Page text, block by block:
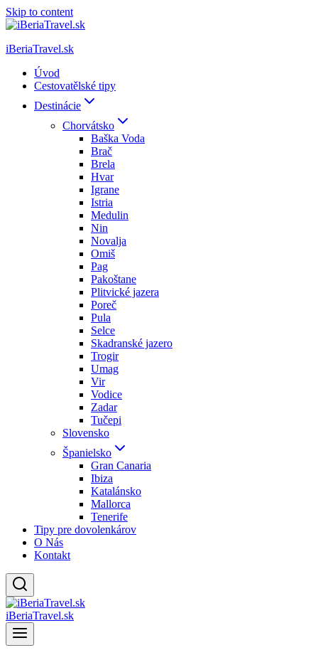
Skip to content
iBeriaTravel.sk
Úvod
Cestovatělské tipy
Destinácie
Chorvátsko
Baška Voda
Brač
Brela
Hvar
Igrane
Istria
Medulin
Nin
Novalja
Omiš
Pag
Pakoštane
Plitvické jazera
Poreč
Pula
Selce
Skadranské jazero
Trogir
Umag
Vir
Vodice
Zadar
Tučepi
Slovensko
Španielsko
Gran Canaria
Ibiza
Katalánsko
Mallorca
Tenerife
Tipy pre dovolenkárov
O Nás
Kontakt
iBeriaTravel.sk